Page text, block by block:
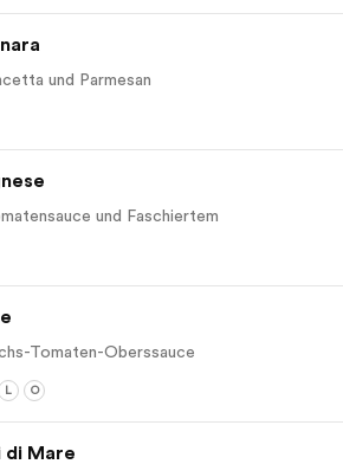
und Parmesan
und Faschiertem
Tomaten-Oberssauce
L O
di Mare